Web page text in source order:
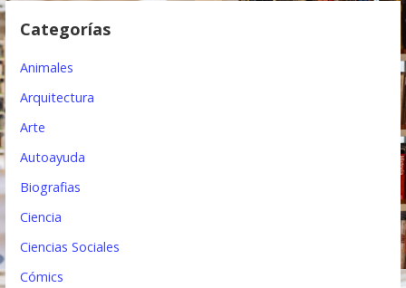
n
d
a
Categorías
Animales
Arquitectura
Arte
Autoayuda
Biografias
Ciencia
Ciencias Sociales
Cómics